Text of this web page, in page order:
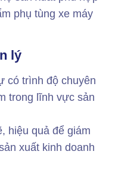
phụ tùng xe máy
lý
có trình độ chuyên
trong lĩnh vực sản
hiệu quả để giám
xuất kinh doanh